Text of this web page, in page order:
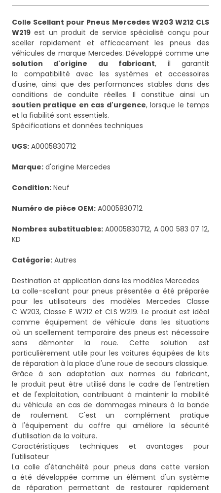
Colle Scellant pour Pneus Mercedes W203 W212 CLS
W219 est un produit de service spécialisé conçu pour
sceller rapidement et efficacement les pneus des
véhicules de marque Mercedes. Développé comme une
solution d'origine du fabricant, il garantit
la compatibilité avec les systèmes et accessoires
d'usine, ainsi que des performances stables dans des
conditions de conduite réelles. Il constitue ainsi un
soutien pratique en cas d'urgence, lorsque le temps
et la fiabilité sont essentiels.
Spécifications et données techniques
UGS: A0005830712
Marque: d'origine Mercedes
Condition: Neuf
Numéro de pièce OEM: A0005830712
Nombres substituables:A0005830712, A 000 583 07 12,
KD
Catégorie: Autres
Destination et application dans les modèles Mercedes
La colle-scellant pour pneus présentée a été préparée
pour les utilisateurs des modèles Mercedes Classe
C W203, Classe E W212 et CLS W219. Le produit est idéal
comme équipement de véhicule dans les situations
où un scellement temporaire des pneus est nécessaire
sans démonter la roue. Cette solution est
particulièrement utile pour les voitures équipées de kits
de réparation à la place d'une roue de secours classique.
Grâce à son adaptation aux normes du fabricant,
le produit peut être utilisé dans le cadre de l'entretien
et de l'exploitation, contribuant à maintenir la mobilité
du véhicule en cas de dommages mineurs à la bande
de roulement. C'est un complément pratique
à l'équipement du coffre qui améliore la sécurité
d'utilisation de la voiture.
Caractéristiques techniques et avantages pour
l'utilisateur
La colle d'étanchéité pour pneus dans cette version
a été développée comme un élément d'un système
de réparation permettant de restaurer rapidement